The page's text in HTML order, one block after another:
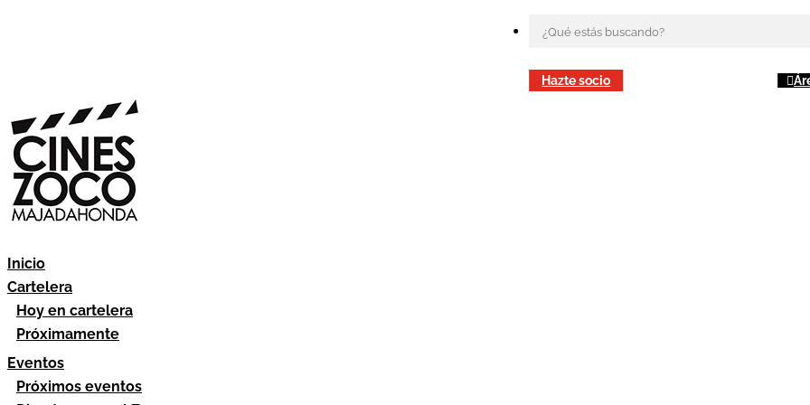
Hazte socio
Inicio
Cartelera
Hoy en cartelera
Próximamente
Eventos
Próximos eventos